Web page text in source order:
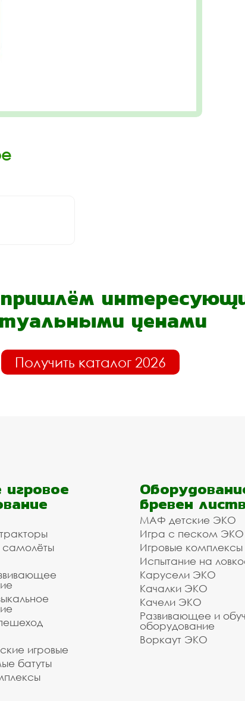
ценами
Получить каталог 2026
самолёты
игровые
батуты
бревен
МАФ детские ЭКО
Игра с песком ЭКО
Игровые
Испытание на
Карусели ЭКО
Качалки ЭКО
Качели ЭКО
Развивающее и
оборудование
Воркаут ЭКО